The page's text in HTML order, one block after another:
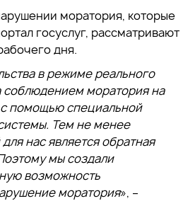
моратория, которые
госуслуг, рассматривают
дня.
в режиме реального
соблюдением моратория на
помощью специальной
Тем не менее
нас является обратная
мы создали
возможность
моратория», –